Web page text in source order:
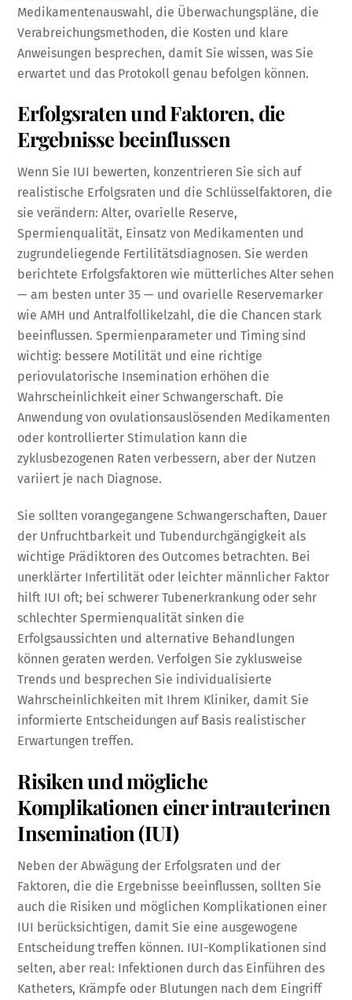
Medikamentenauswahl, die Überwachungspläne, die
Verabreichungsmethoden, die Kosten und klare
Anweisungen besprechen, damit Sie wissen, was Sie
erwartet und das Protokoll genau befolgen können.
Erfolgsraten und Faktoren, die
Ergebnisse beeinflussen
Wenn Sie IUI bewerten, konzentrieren Sie sich auf
realistische Erfolgsraten und die Schlüsselfaktoren, die
sie verändern: Alter, ovarielle Reserve,
Spermienqualität, Einsatz von Medikamenten und
zugrundeliegende Fertilitätsdiagnosen. Sie werden
berichtete Erfolgsfaktoren wie mütterliches Alter sehen
— am besten unter 35 — und ovarielle Reservemarker
wie AMH und Antralfollikelzahl, die die Chancen stark
beeinflussen. Spermienparameter und Timing sind
wichtig: bessere Motilität und eine richtige
periovulatorische Insemination erhöhen die
Wahrscheinlichkeit einer Schwangerschaft. Die
Anwendung von ovulationsauslösenden Medikamenten
oder kontrollierter Stimulation kann die
zyklusbezogenen Raten verbessern, aber der Nutzen
variiert je nach Diagnose.
Sie sollten vorangegangene Schwangerschaften, Dauer
der Unfruchtbarkeit und Tubendurchgängigkeit als
wichtige Prädiktoren des Outcomes betrachten. Bei
unerklärter Infertilität oder leichter männlicher Faktor
hilft IUI oft; bei schwerer Tubenerkrankung oder sehr
schlechter Spermienqualität sinken die
Erfolgsaussichten und alternative Behandlungen
können geraten werden. Verfolgen Sie zyklusweise
Trends und besprechen Sie individualisierte
Wahrscheinlichkeiten mit Ihrem Kliniker, damit Sie
informierte Entscheidungen auf Basis realistischer
Erwartungen treffen.
Risiken und mögliche
Komplikationen einer intrauterinen
Insemination (IUI)
Neben der Abwägung der Erfolgsraten und der
Faktoren, die die Ergebnisse beeinflussen, sollten Sie
auch die Risiken und möglichen Komplikationen einer
IUI berücksichtigen, damit Sie eine ausgewogene
Entscheidung treffen können. IUI-Komplikationen sind
selten, aber real: Infektionen durch das Einführen des
Katheters, Krämpfe oder Blutungen nach dem Eingriff